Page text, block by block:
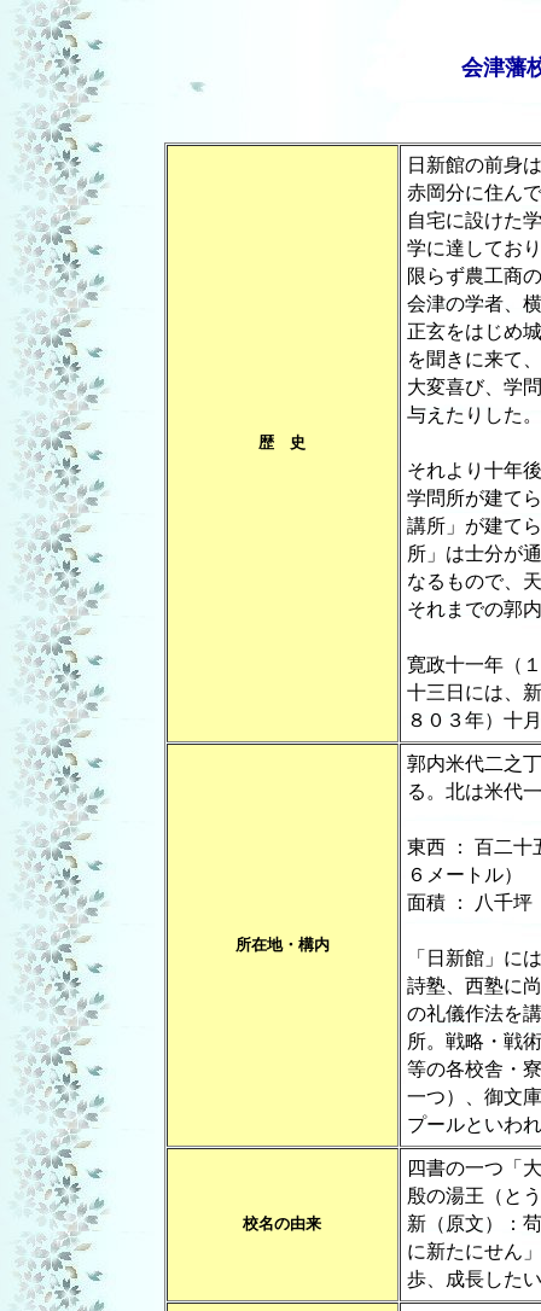
会津藩
歴 史
日新館の前身
赤岡分に住ん
自宅に設けた
学に達してお
限らず農工商
会津の学者、
正玄をはじめ
を聞きに来て
大変喜び、学
与えたりした。
それより十年
学問所が建て
講所」が建て
所」は士分が
なるもので、
それまでの郭
寛政十一年（
十三日には、
８０３年）十
所在地・構内
郭内米代二之
る。北は米代
東西 ： 百二十
６メートル）
面積 ： 八千坪
「日新館」に
詩塾、西塾に
の礼儀作法を
所。戦略・戦
等の各校舎・
一つ）、御文
プールといわ
校名の由来
四書の一つ「
殷の湯王（と
新（原文）：
に新たにせん
歩、成長した